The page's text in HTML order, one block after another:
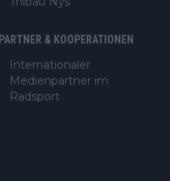
PARTNER & KOOPERATIONEN
Internationaler
Medienpartner im
Radsport